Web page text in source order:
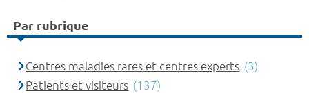
Par rubrique
Centres maladies rares et centres experts (3)
Patients et visiteurs (137)